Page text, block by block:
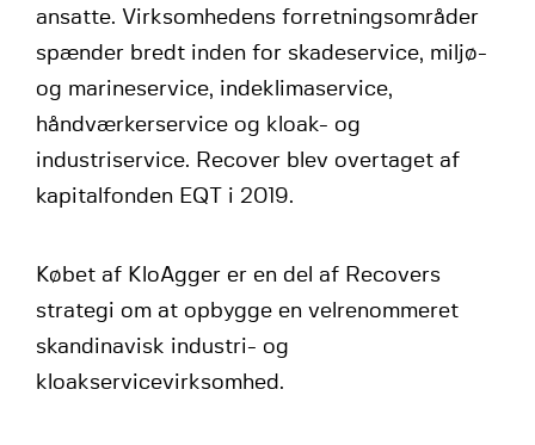
ansatte. Virksomhedens forretningsområder
spænder bredt inden for skadeservice, miljø-
og marineservice, indeklimaservice,
håndværkerservice og kloak- og
industriservice. Recover blev overtaget af
kapitalfonden EQT i 2019.
Købet af KloAgger er en del af Recovers
strategi om at opbygge en velrenommeret
skandinavisk industri- og
kloakservicevirksomhed.